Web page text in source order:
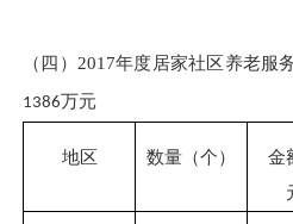
（四） 2017年度居家社区养老服
1386万元
地区 数量（个）
金